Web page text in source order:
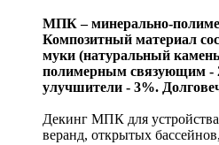
МПК – минерально-
Композитный материал
муки (натуральный
полимерным связующим -
улучшители - 3%.
Декинг МПК для устройства
веранд, открытых